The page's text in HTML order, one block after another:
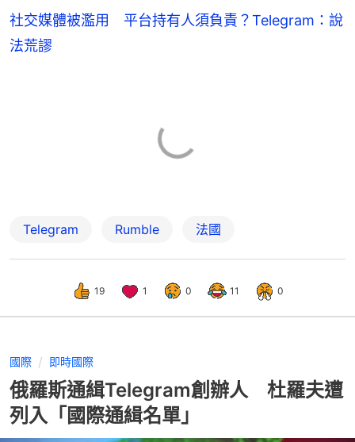
社交媒體被濫用 平台持有人須負責？Telegram：說
法荒謬
Telegram Rumble 法國
19 1 0 11 0
國際 即時國際
俄羅斯通緝Telegram創辦人 杜羅夫遭
列入「國際通緝名單」